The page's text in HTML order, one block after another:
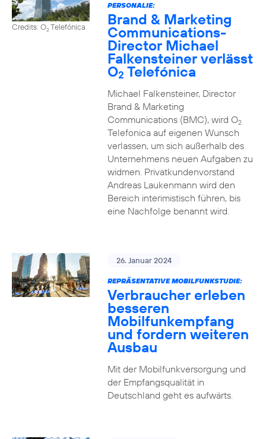
Credits: O2Telefónica
PERSONALIE:
Brand & Marketing
Communications-
Director Michael
Falkensteiner verlässt
O2 Telefónica
Michael Falkensteiner, Director
Brand & Marketing
Communications (BMC), wird O2
Telefonica auf eigenen Wunsch
verlassen, um sich außerhalb des
Unternehmens neuen Aufgaben zu
widmen. Privatkundenvorstand
Andreas Laukenmann wird den
Bereich interimistisch führen, bis
eine Nachfolge benannt wird.
26. Januar 2024
REPRÄSENTATIVE MOBILFUNKSTUDIE:
Verbraucher erleben
besseren
Mobilfunkempfang
und fordern weiteren
Ausbau
Mit der Mobilfunkversorgung und
der Empfangsqualität in
Deutschland geht es aufwärts.